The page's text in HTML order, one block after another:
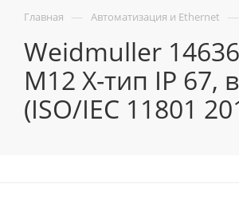
Главная — Автоматизация и Ethernet —
Weidmuller
M12 X-тип IP 67,
(ISO/IEC 11801